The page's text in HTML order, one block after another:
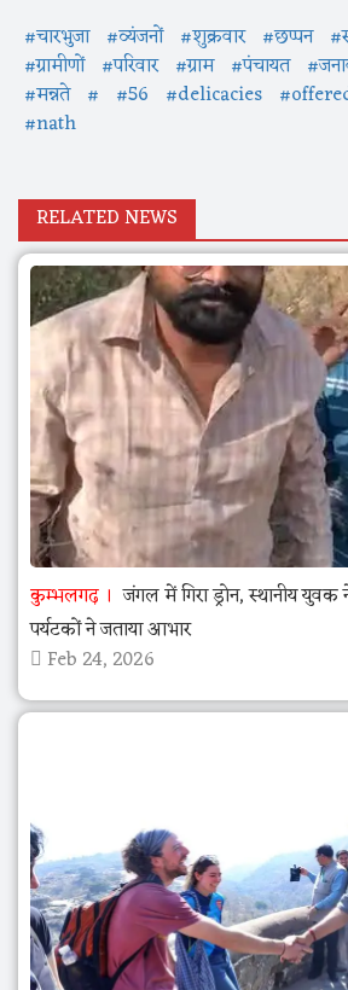
#चारभुजा #व्यंजनों #शुक्रवार #छप्पन
#ग्रामीणों #परिवार #ग्राम #पंचायत
#मन्नते # #56 #delicacies
#nath
RELATED NEWS
कुम्भलगढ़
जंगल में गिरा ड्रोन, स्थानीय
पर्यटकों ने जताया आभार
Feb 24, 2026